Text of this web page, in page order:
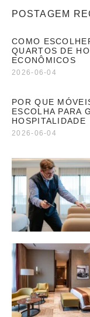
POSTAGEM
COMO
QUARTOS DE
ECONÔMICOS
2026-06-04
POR QUE
ESCOLHA PARA
HOSPITALIDADE
2026-06-04